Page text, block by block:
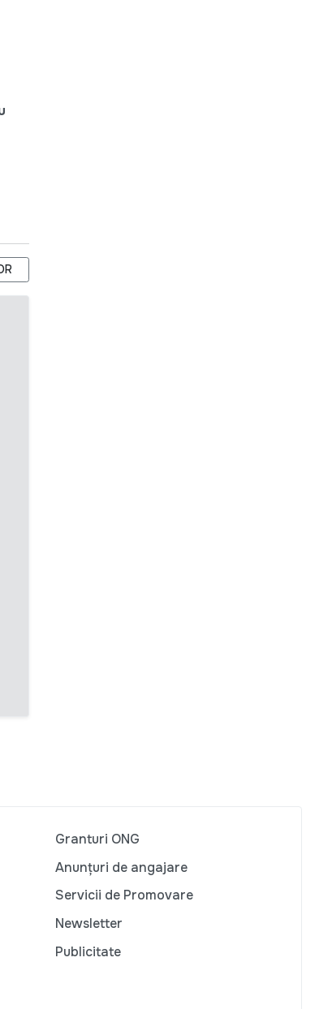
URMĂTOR: AO ECOVISIO ANUNȚĂ TENDER DE
Granturi ONG
Anunțuri de angajare
Servicii de Promovare
Newsletter
Publicitate